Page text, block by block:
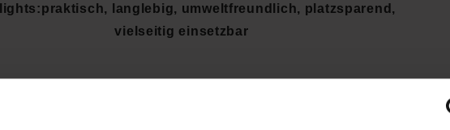
praktisch, langlebig, umweltfreundlich, platzsparend,
vielseitig einsetzbar